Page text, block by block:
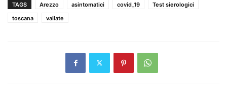
TAGS Arezzo asintomatici covid_19
Test sierologici
toscana
vallate